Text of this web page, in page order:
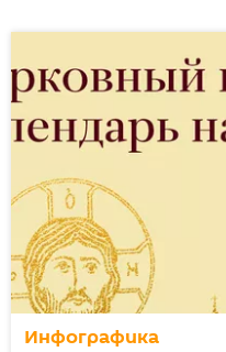
Инфографика